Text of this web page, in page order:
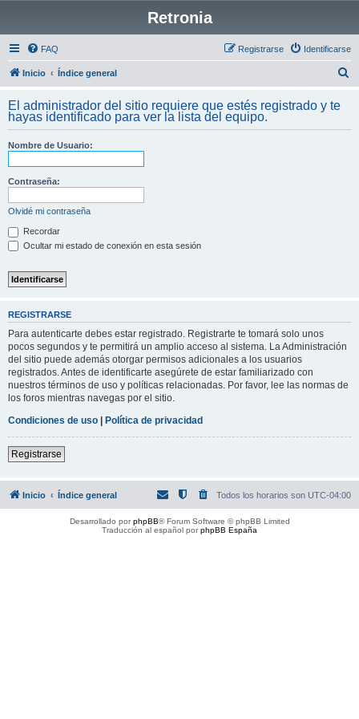
Retronia
FAQ Identificarse
Registrarse
Inicio Índice general
c
El administrador del sitio requiere que estés registrado y te
hayas identificado para ver la lista del equipo.
Nombre de Usuario:
Contraseña:
Olvidé mi contraseña
Recordar
Ocultar mi estado de conexión en esta sesión
REGISTRARSE
Para autenticarte debes estar registrado. Registrarte te tomará solo unos
pocos segundos y te permitirá un amplio acceso al sistema. La Administración
del sitio puede además otorgar permisos adicionales a los usuarios
registrados. Antes de identificarte asegúrete de estar familiarizado con
nuestros términos de uso y políticas relacionadas. Por favor, lee las normas de
los foros mientras navegas por el sitio.
Condiciones de uso | Política de privacidad
Registrarse
Inicio Índice general Todos los horarios son UTC-04:00
Desarrollado porphpBB® Forum Software © phpBB Limited
Traducción al español porphpBB España